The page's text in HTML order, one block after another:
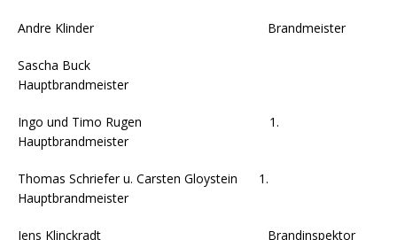
Andre Klinder Brandmeister
Sascha Buck
Hauptbrandmeister
Ingo und Timo Rugen 1.
Hauptbrandmeister
Thomas Schriefer u. Carsten Gloystein 1.
Hauptbrandmeister
Jens Klinckradt Brandinspektor